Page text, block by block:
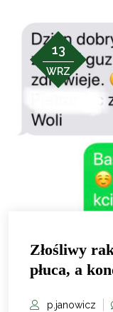
13
WRZ
Złośliwy
płuca, a
p.janowicz